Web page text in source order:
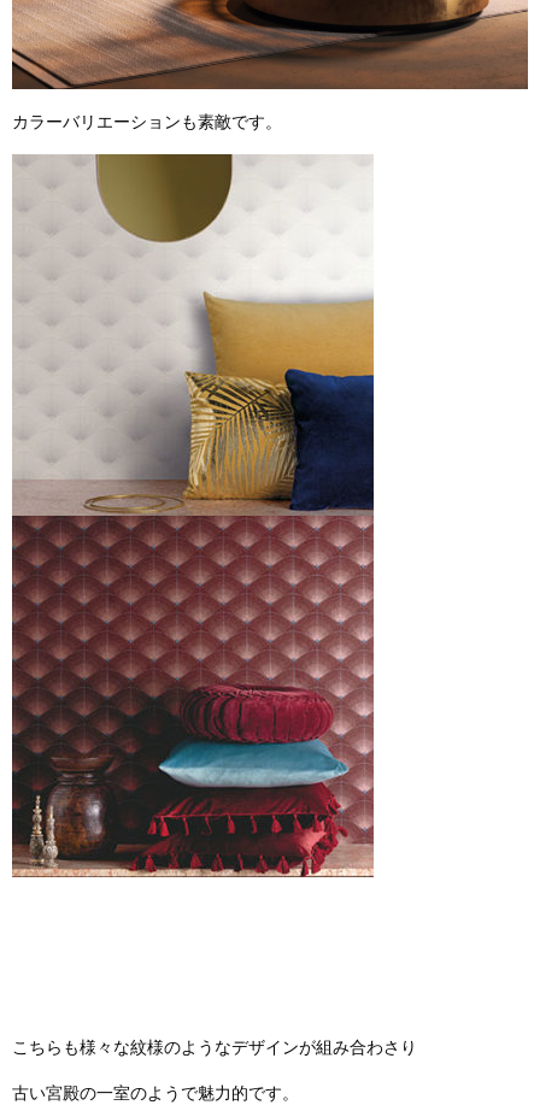
カラーバリエーションも素敵です。
こちらも様々な紋様のようなデザインが組み合わさり
古い宮殿の一室のようで魅力的です。